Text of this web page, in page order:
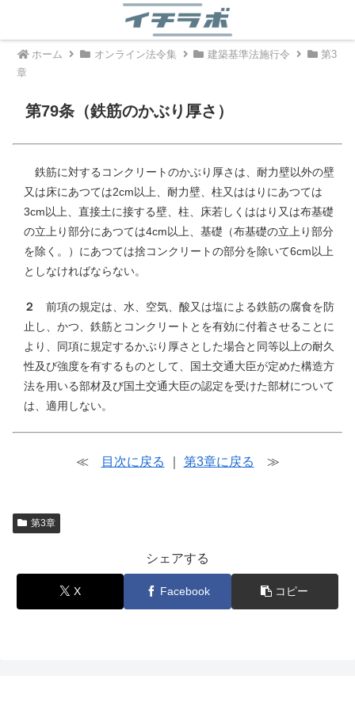
ホーム オンライン法令集 建築基準法施行令
第3
章
第79条（鉄筋のかぶり厚さ）
鉄筋に対するコンクリートのかぶり厚さは、耐力壁以外の壁
又は床にあつては2cm以上、耐力壁、柱又ははりにあつては
3cm以上、直接土に接する壁、柱、床若しくははり又は布基礎
の立上り部分にあつては4cm以上、基礎（布基礎の立上り部分
を除く。）にあつては捨コンクリートの部分を除いて6cm以上
としなければならない。
２
前項の規定は、水、空気、酸又は塩による鉄筋の腐食を防
止し、かつ、鉄筋とコンクリートとを有効に付着させることに
より、同項に規定するかぶり厚さとした場合と同等以上の耐久
性及び強度を有するものとして、国土交通大臣が定めた構造方
法を用いる部材及び国土交通大臣の認定を受けた部材について
は、適用しない。
≪ 目次に戻る 第3章に戻る ≫
第3章
シェアする
X Facebook コピー